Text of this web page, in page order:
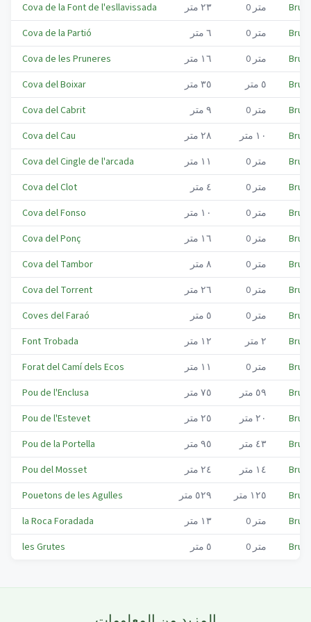
Cova de la Font de l'esllavissada
٢٣ متر 0 متر
Cova de la Partió
٦ متر 0 متر
Cova de les Pruneres
١٦ متر 0 متر
Cova del Boixar
٣٥ متر ٥ متر
Cova del Cabrit
٩ متر 0 متر
Cova del Cau
٢٨ متر ١٠ متر
Cova del Cingle de l'arcada
١١ متر 0 متر
Cova del Clot
٤ متر 0 متر
Cova del Fonso
١٠ متر 0 متر
Cova del Ponç
١٦ متر 0 متر
Cova del Tambor
٨ متر 0 متر
Cova del Torrent
٢٦ متر 0 متر
Coves del Faraó
٥ متر 0 متر
Font Trobada
١٢ متر ٢ متر
Forat del Camí dels Ecos
١١ متر 0 متر
Pou de l'Enclusa
٧٥ متر ٥٩ متر
Pou de l'Estevet
٢٥ متر ٢٠ متر
Pou de la Portella
٩٥ متر ٤٣ متر
Pou del Mosset
٢٤ متر ١٤ متر
Pouetons de les Agulles
٥٢٩ متر ١٢٥ متر
la Roca Foradada
١٣ متر 0 متر
les Grutes
٥ متر 0 متر